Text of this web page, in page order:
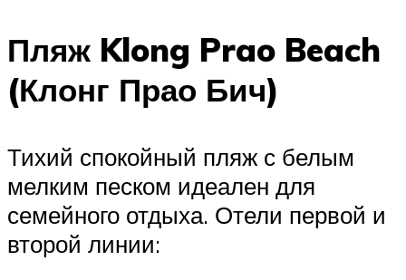
Пляж Klong Prao Beach
(Клонг Прао Бич)
Тихий спокойный пляж с белым
мелким песком идеален для
семейного отдыха. Отели первой и
второй линии: